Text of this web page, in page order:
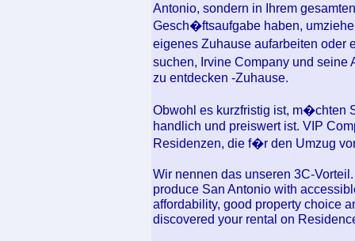
Antonio, sondern in Ihrem
Gesch�ftsaufgabe haben,
eigenes Zuhause aufarbeiten
suchen, Irvine Company und
zu entdecken -Zuhause.
Obwohl es kurzfristig ist, m�chten
handlich und preiswert ist. VIP
Residenzen, die f�r den Umzug
Wir nennen das unseren 3C-
produce San Antonio with
affordability, good property choice
discovered your rental on